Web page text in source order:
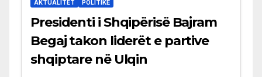
AKTUALITET POLITIKË
Presidenti i Shqipërisë Bajram
Begaj takon liderët e partive
shqiptare në Ulqin